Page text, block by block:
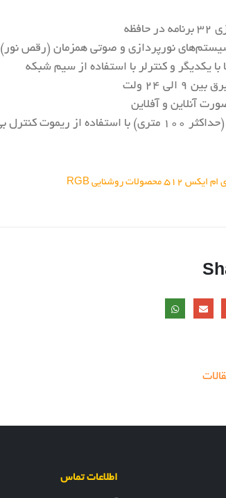
نورپردازی و صوتی همزمان (رقص نور)
با یکدیگر و کنترلر با استفاده از سیم شبکه
الی ۲۴ ولت
آنلاین و آفلاین
بی سیم ۴ گیگاهرترز
ام ایکس 512 , محصولات روشنایی RGB
اطلاعات تماس